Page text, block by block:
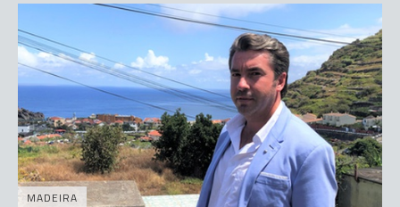
MADEIRA